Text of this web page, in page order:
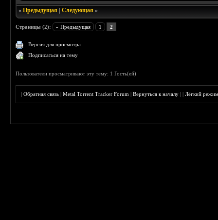
«Предыдущая |Следующая »
Страницы (2): « Предыдущая 1 2
Версия для просмотра
Подписаться на тему
Пользователи просматривают эту тему: 1 Гость(ей)
|Обратная связь |Metal Torrent Tracker Forum |Вернуться к началу ||Лёгкий